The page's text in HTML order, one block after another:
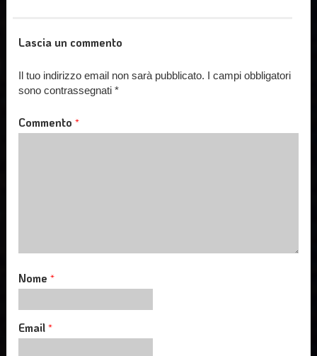
Lascia un commento
Il tuo indirizzo email non sarà pubblicato. I campi obbligatori
sono contrassegnati*
Commento*
Nome*
Email*